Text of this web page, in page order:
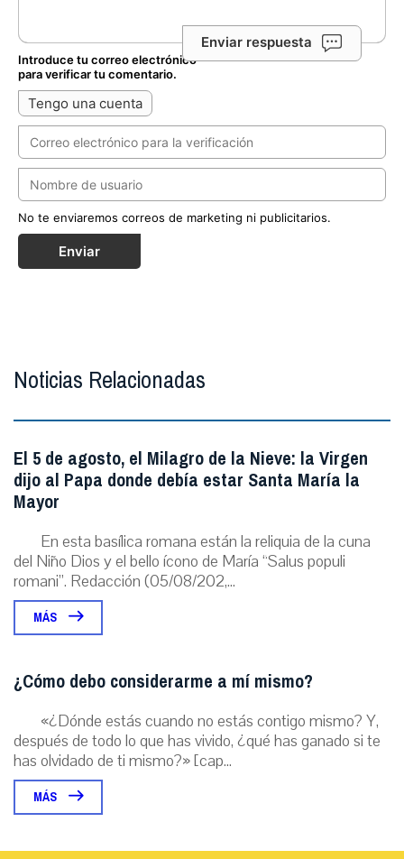
Enviar respuesta
Introduce tu correo electrónico
para verificar tu comentario.
Tengo una cuenta
No te enviaremos correos de marketing ni publicitarios.
Enviar
Noticias Relacionadas
El 5 de agosto, el Milagro de la Nieve: la Virgen
dijo al Papa donde debía estar Santa María la
Mayor
En esta basílica romana están la reliquia de la cuna
del Niño Dios y el bello ícono de María “Salus populi
romani”. Redacción (05/08/202,...
MÁS
¿Cómo debo considerarme a mí mismo?
«¿Dónde estás cuando no estás contigo mismo? Y,
después de todo lo que has vivido, ¿qué has ganado si te
has olvidado de ti mismo?» [cap...
MÁS